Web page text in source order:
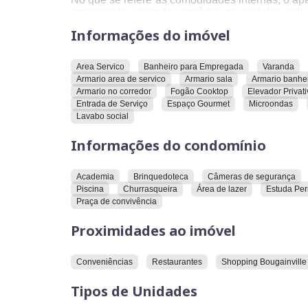
empregada, varanda, armários na cozinha,
microondas disponível. O imóvel possui
social.
O condomínio oferece uma série de
segurança e deck molhado. Há vagas para
área de lazer é ampla e o condomínio estuda
Em termos de localização, o apartamento está
Convidamos você a conhecer este imóvel e
Informações do imóvel
Area Servico Banheiro para Empregada Varanda
Armario area de servico
Armario sala Armario
Armario no corredor
Fogão Cooktop Elevador
Entrada de Serviço
Espaço Gourmet Microondas
Lavabo social
Informações do condomínio
Academia Brinquedoteca Câmeras de segurança
Piscina
Churrasqueira Área de lazer Estuda
Praça de convivência
Proximidades ao imóvel
Conveniências Restaurantes Shopping Bougainville
Tipos de Unidades